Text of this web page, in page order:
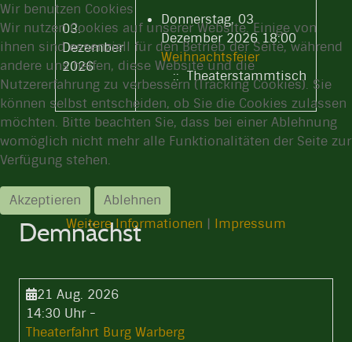
03.
Dezember
2026
Donnerstag, 03.
Dezember 2026 18:00
Weihnachtsfeier
:: Theaterstammtisch
Demnächst
21 Aug. 2026
14:30 Uhr-
Theaterfahrt Burg Warberg
Wir benutzen Cookies
Wir nutzen Cookies auf unserer Website. Einige von
ihnen sind essenziell für den Betrieb der Seite, während
andere uns helfen, diese Website und die
Nutzererfahrung zu verbessern (Tracking Cookies). Sie
können selbst entscheiden, ob Sie die Cookies zulassen
möchten. Bitte beachten Sie, dass bei einer Ablehnung
womöglich nicht mehr alle Funktionalitäten der Seite zur
Verfügung stehen.
Akzeptieren
Ablehnen
Weitere Informationen | Impressum